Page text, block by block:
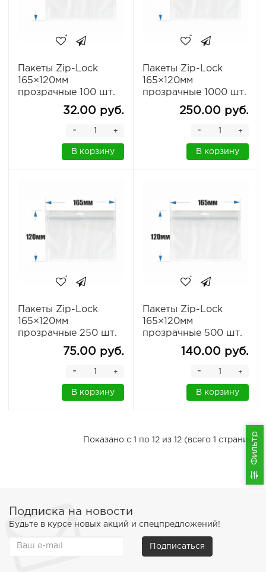
Фильтр
Пакеты Zip-Lock
165×120мм
прозрачные 100 шт.
32.00 руб.
+
-
В корзину
Пакеты Zip-Lock
165×120мм
прозрачные 1000 шт.
250.00 руб.
+
-
В корзину
Пакеты Zip-Lock
165×120мм
прозрачные 250 шт.
75.00 руб.
+
-
В корзину
Пакеты Zip-Lock
165×120мм
прозрачные 500 шт.
140.00 руб.
+
-
В корзину
Показано с 1 по 12 из 12 (всего 1 страниц)
Подписка на новости
Будьте в курсе новых акций и спецпредложений!
Подписаться